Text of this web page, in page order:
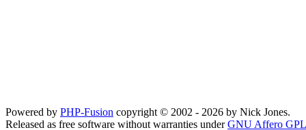
Powered by PHP-Fusion copyright © 2002 - 2026 by Nick Jones.
Released as free software without warranties underGNU Affero GPL